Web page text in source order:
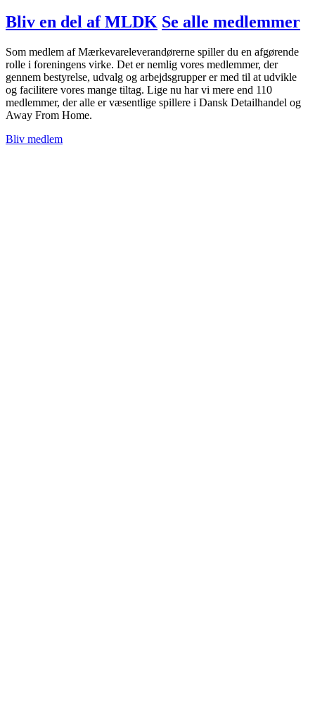
Bliv en del af MLDK Se alle medlemmer
Som medlem af Mærkevareleverandørerne spiller du en afgørende
rolle i foreningens virke. Det er nemlig vores medlemmer, der
gennem bestyrelse, udvalg og arbejdsgrupper er med til at udvikle
og facilitere vores mange tiltag. Lige nu har vi mere end 110
medlemmer, der alle er væsentlige spillere i Dansk Detailhandel og
Away From Home.
Bliv medlem